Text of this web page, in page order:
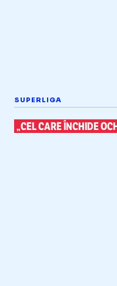
SUPERLIGA
„CEL CARE ÎNCHIDE